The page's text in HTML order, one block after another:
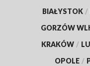
BIAŁYSTOK /
GORZÓW
KRAKÓW /
OPOLE /